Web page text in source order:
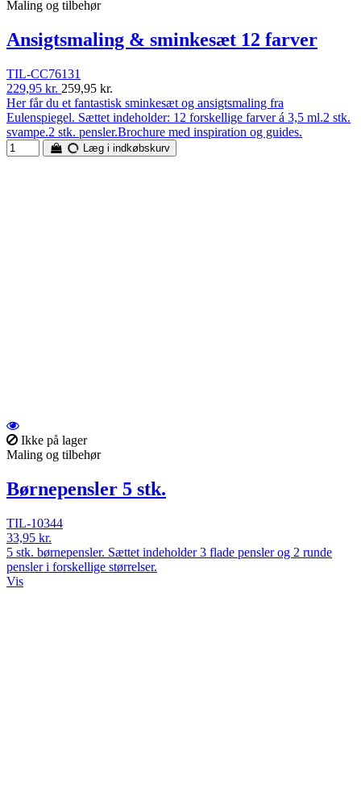
Maling og tilbehør
Ansigtsmaling & sminkesæt 12 farver
TIL-CC76131
229,95 kr. 259,95 kr.
Her får du et fantastisk sminkesæt og ansigtsmaling fra
Eulenspiegel. Sættet indeholder: 12 forskellige farver á 3,5 ml.2 stk.
svampe.2 stk. pensler.Brochure med inspiration og guides.
Læg i indkøbskurv
Ikke på lager
Maling og tilbehør
Børnepensler 5 stk.
TIL-10344
33,95 kr.
5 stk. børnepensler. Sættet indeholder 3 flade pensler og 2 runde
pensler i forskellige størrelser.
Vis